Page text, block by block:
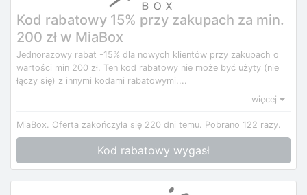
Kod rabatowy 15% przy zakupach za min.
200 zł w MiaBox
Jednorazowy rabat -15% dla nowych klientów przy zakupach o
wartości min 200 zł. Ten kod rabatowy nie może być użyty (nie
łączy się) z innymi kodami rabatowymi....
więcej
MiaBox. Oferta zakończyła się 220 dni temu. Pobrano 122 razy.
Kod rabatowy wygasł